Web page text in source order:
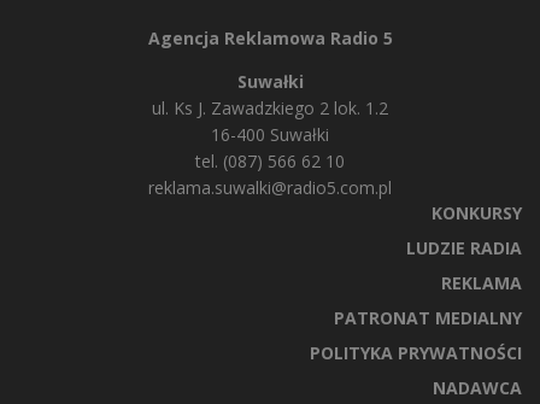
Agencja Reklamowa Radio 5
Suwałki
ul. Ks J. Zawadzkiego 2 lok. 1.2
16-400 Suwałki
tel. (087) 566 62 10
reklama.suwalki@radio5.com.pl
KONKURSY
LUDZIE RADIA
REKLAMA
PATRONAT MEDIALNY
POLITYKA PRYWATNOŚCI
NADAWCA